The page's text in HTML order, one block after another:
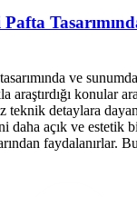
ve
araştırdığı konular
teknik detaylara
daha açık ve estetik
faydalanırlar.